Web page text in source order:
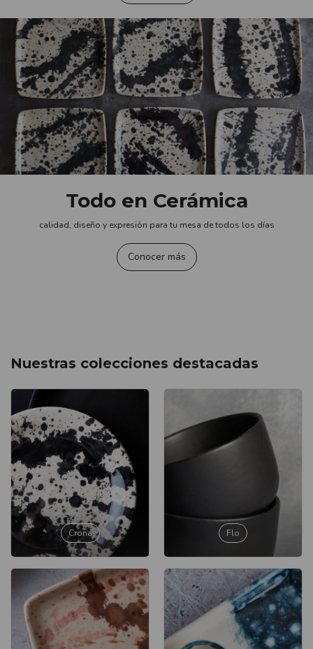
Todo en Cerámica
calidad, diseño y expresión para tu mesa de todos los días
Conocer más
Nuestras colecciones destacadas
Crona Flo